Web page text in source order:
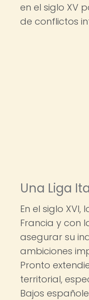
en el siglo XV
de conflictos
Una Liga
En el siglo
Francia y con
asegurar su
ambiciones
Pronto
territorial,
Bajos